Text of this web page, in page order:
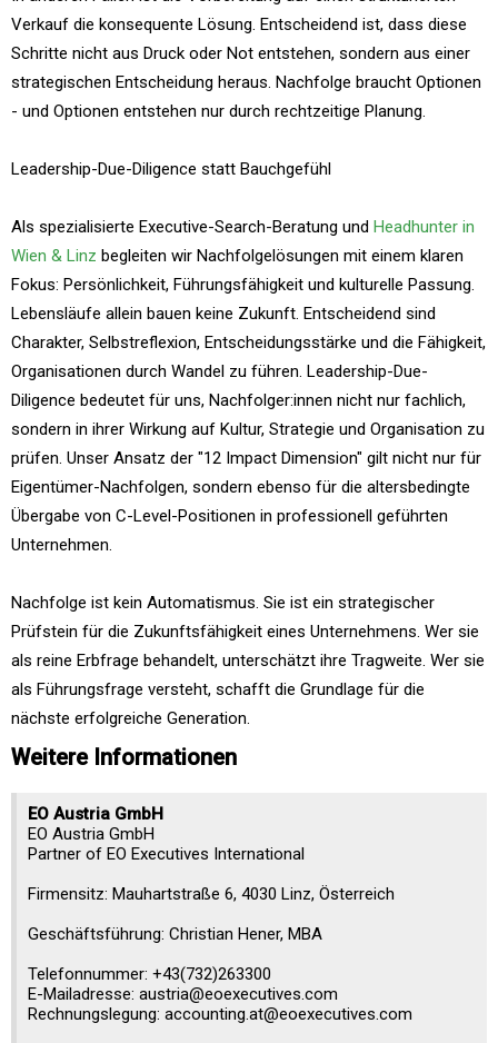
Verkauf die konsequente Lösung. Entscheidend ist, dass diese
Schritte nicht aus Druck oder Not entstehen, sondern aus einer
strategischen Entscheidung heraus. Nachfolge braucht Optionen
- und Optionen entstehen nur durch rechtzeitige Planung.
Leadership-Due-Diligence statt Bauchgefühl
Als spezialisierte Executive-Search-Beratung und Headhunter in
Wien & Linz begleiten wir Nachfolgelösungen mit einem klaren
Fokus: Persönlichkeit, Führungsfähigkeit und kulturelle Passung.
Lebensläufe allein bauen keine Zukunft. Entscheidend sind
Charakter, Selbstreflexion, Entscheidungsstärke und die Fähigkeit,
Organisationen durch Wandel zu führen. Leadership-Due-
Diligence bedeutet für uns, Nachfolger:innen nicht nur fachlich,
sondern in ihrer Wirkung auf Kultur, Strategie und Organisation zu
prüfen. Unser Ansatz der "12 Impact Dimension" gilt nicht nur für
Eigentümer-Nachfolgen, sondern ebenso für die altersbedingte
Übergabe von C-Level-Positionen in professionell geführten
Unternehmen.
Nachfolge ist kein Automatismus. Sie ist ein strategischer
Prüfstein für die Zukunftsfähigkeit eines Unternehmens. Wer sie
als reine Erbfrage behandelt, unterschätzt ihre Tragweite. Wer sie
als Führungsfrage versteht, schafft die Grundlage für die
nächste erfolgreiche Generation.
Weitere Informationen
EO Austria GmbH
EO Austria GmbH
Partner of EO Executives International
Firmensitz: Mauhartstraße 6, 4030 Linz, Österreich
Geschäftsführung: Christian Hener, MBA
Telefonnummer: +43(732)263300
E-Mailadresse: austria@eoexecutives.com
Rechnungslegung: accounting.at@eoexecutives.com